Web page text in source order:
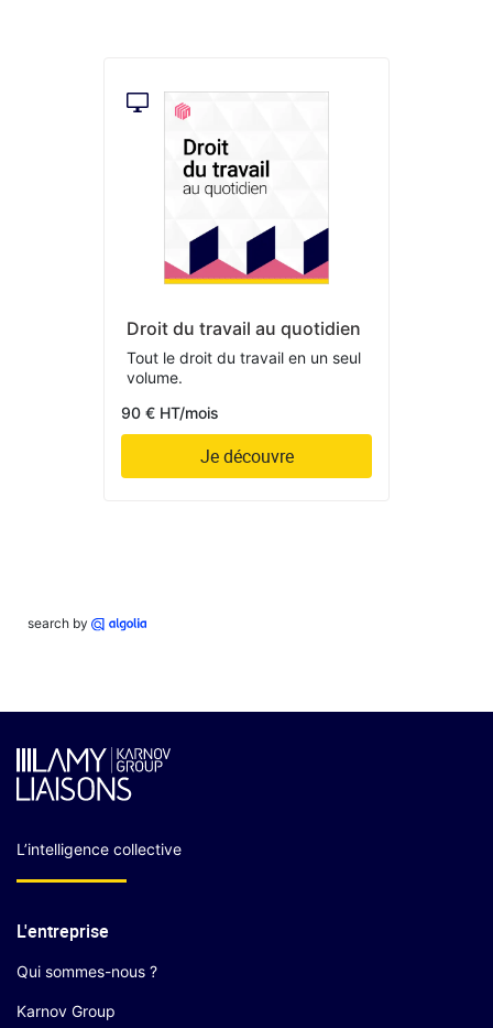
Droit du travail au quotidien
Tout le droit du travail en un seul
volume.
90 € HT/mois
Je découvre
search by
L’intelligence collective
L'entreprise
Qui sommes-nous ?
Karnov Group